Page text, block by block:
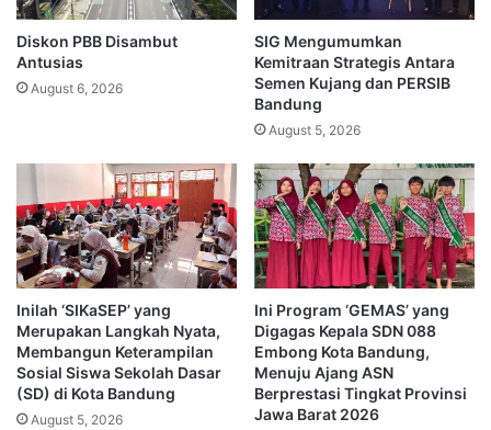
Diskon PBB Disambut
Antusias
August 6, 2026
SIG Mengumumkan
Kemitraan Strategis Antara
Semen Kujang dan PERSIB
Bandung
August 5, 2026
Inilah ‘SIKaSEP’ yang
Merupakan Langkah Nyata,
Membangun Keterampilan
Sosial Siswa Sekolah Dasar
(SD) di Kota Bandung
August 5, 2026
Ini Program ‘GEMAS’ yang
Digagas Kepala SDN 088
Embong Kota Bandung,
Menuju Ajang ASN
Berprestasi Tingkat Provinsi
Jawa Barat 2026